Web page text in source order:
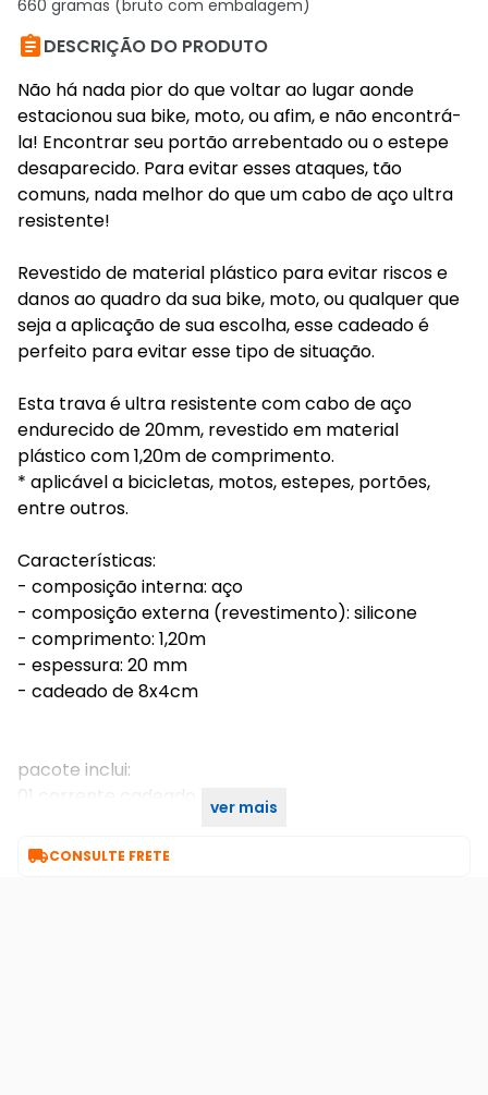
660 gramas (bruto com embalagem)
DESCRIÇÃO DO PRODUTO
Não há nada pior do que voltar ao lugar aonde
estacionou sua bike, moto, ou afim, e não encontrá-
la! Encontrar seu portão arrebentado ou o estepe
desaparecido. Para evitar esses ataques, tão
comuns, nada melhor do que um cabo de aço ultra
resistente!
Revestido de material plástico para evitar riscos e
danos ao quadro da sua bike, moto, ou qualquer que
seja a aplicação de sua escolha, esse cadeado é
perfeito para evitar esse tipo de situação.
Esta trava é ultra resistente com cabo de aço
endurecido de 20mm, revestido em material
plástico com 1,20m de comprimento.
* aplicável a bicicletas, motos, estepes, portões,
entre outros.
Características:
- composição interna: aço
- composição externa (revestimento): silicone
- comprimento: 1,20m
- espessura: 20 mm
- cadeado de 8x4cm
pacote inclui:
01 corrente cadeado
ver mais
CONSULTE FRETE